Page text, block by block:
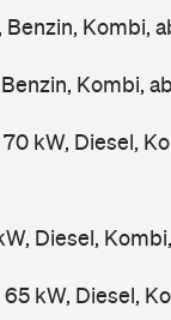
Kombi,
Kombi,
kW, Diesel,
Diesel,
kW, Diesel,